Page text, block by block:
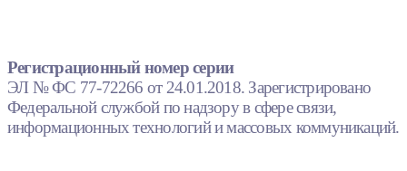
Регистрационный номер серии
ЭЛ № ФС 77-72266 от 24.01.2018. Зарегистрировано
Федеральной службой по надзору в сфере связи,
информационных технологий и массовых коммуникаций.